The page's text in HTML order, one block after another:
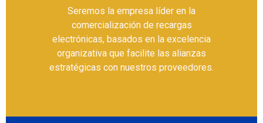
Seremos la empresa líder en la
comercialización de recargas
electrónicas, basados en la excelencia
organizativa que facilite las alianzas
estratégicas con nuestros proveedores.